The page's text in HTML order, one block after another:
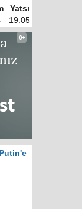
Yatsı
19:05